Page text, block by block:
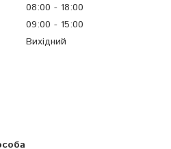
08:00
18:00
09:00
15:00
Вихідний